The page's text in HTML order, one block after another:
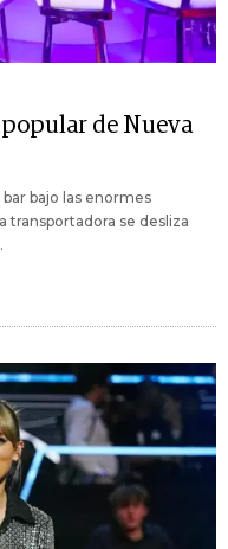
popular de Nueva
bajo las enormes
transportadora se desliza